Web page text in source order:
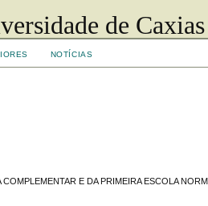
de
NOTÍCIAS
E DA PRIMEIRA ESCOLA